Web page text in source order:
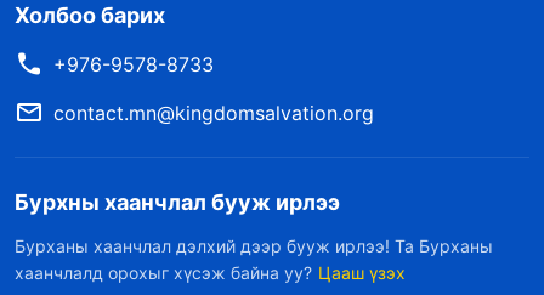
Холбоо барих
+976-9578-8733
contact.mn@kingdomsalvation.org
Бурхны хаанчлал бууж ирлээ
Бурханы хаанчлал дэлхий дээр бууж ирлээ! Та Бурханы
хаанчлалд орохыг хүсэж байна уу? Цааш үзэх